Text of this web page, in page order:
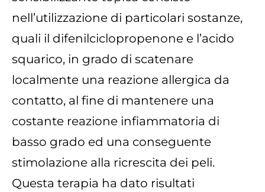
nell’utilizzazione di particolari sostanze,
quali il difenilciclopropenone e l’acido
squarico, in grado di scatenare
localmente una reazione allergica da
contatto, al fine di mantenere una
costante reazione infiammatoria di
basso grado ed una conseguente
stimolazione alla ricrescita dei peli.
Questa terapia ha dato risultati